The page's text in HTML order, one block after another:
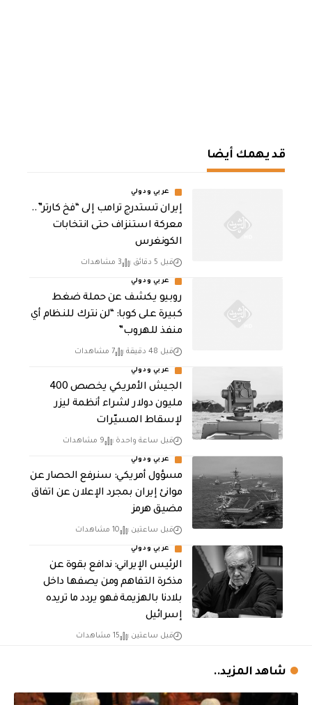
قد يهمك أيضا
عربي ودولي
إيران تستدرج ترامب إلى “فخ كارتر”..
معركة استنزاف حتى انتخابات
الكونغرس
قبل 5 دقائق 3 مشاهدات
عربي ودولي
روبيو يكشف عن حملة ضغط
كبيرة على كوبا: “لن نترك للنظام أي
منفذ للهروب”
قبل 48 دقيقة 7 مشاهدات
عربي ودولي
الجيش الأمريكي يخصص 400
مليون دولار لشراء أنظمة ليزر
لإسقاط المسيّرات
قبل ساعة واحدة 9 مشاهدات
عربي ودولي
مسؤول أمريكي: سنرفع الحصار عن
موانئ إيران بمجرد الإعلان عن اتفاق
مضيق هرمز
قبل ساعتين 10 مشاهدات
عربي ودولي
الرئيس الإيراني: ندافع بقوة عن
مذكرة التفاهم ومن يصفها داخل
بلادنا بالهزيمة فهو يردد ما تريده
إسرائيل
قبل ساعتين 15 مشاهدات
شاهد المزيد..